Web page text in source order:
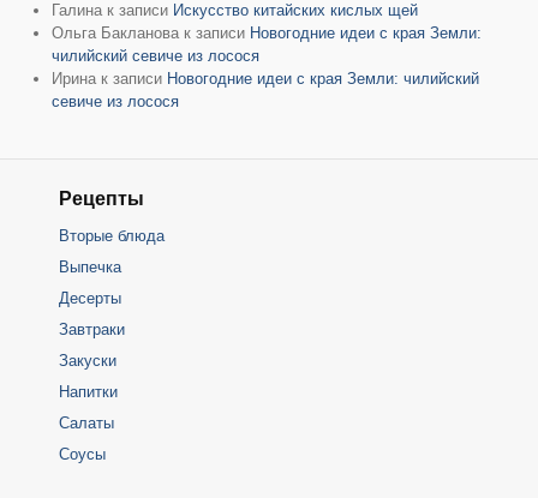
Галина к записи Искусство китайских кислых щей
Ольга Бакланова к записи Новогодние идеи с края Земли:
чилийский севиче из лосося
Ирина к записи Новогодние идеи с края Земли: чилийский
севиче из лосося
Рецепты
Вторые блюда
Выпечка
Десерты
Завтраки
Закуски
Напитки
Салаты
Соусы